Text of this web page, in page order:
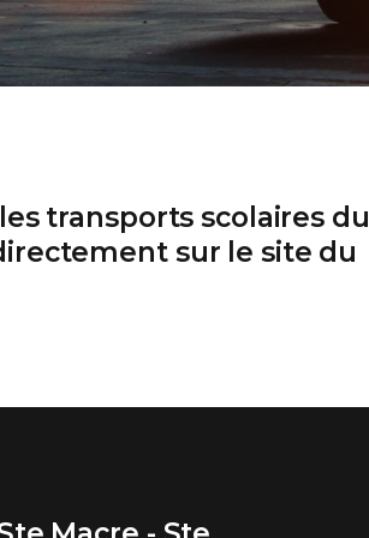
transports scolaires du
sur le site du